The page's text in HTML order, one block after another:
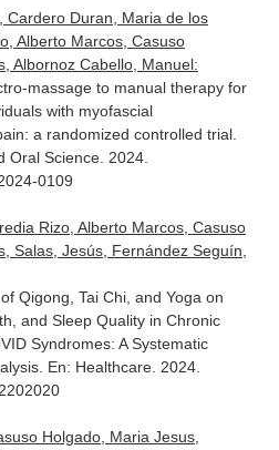
Cardero Duran, Maria de los
Alberto Marcos, Casuso
Albornoz Cabello, Manuel:
massage to manual therapy for
with myofascial
a randomized controlled trial.
Oral Science. 2024.
0109
Rizo, Alberto Marcos, Casuso
Salas, Jesús, Fernández Seguín,
Qigong, Tai Chi, and Yoga on
and Sleep Quality in Chronic
Syndromes: A Systematic
En: Healthcare. 2024.
Holgado, Maria Jesus,